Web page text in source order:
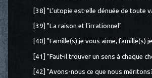
[38] "L’utopie est-elle dénuée de toute
[39] "La raison et l'irrationnel"
[40] "Famille(s) je vous aime, famille(s)
[41] "Faut-il trouver un sens à chaque
[42] "Avons-nous ce que nous